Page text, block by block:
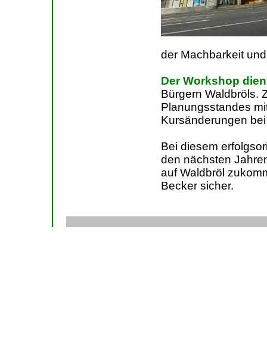
der Machbarkeit
Der Workshop
Bürgern Waldbröls.
Planungsstandes
Kursänderungen
Bei diesem
den nächsten
auf Waldbröl
Becker sicher.